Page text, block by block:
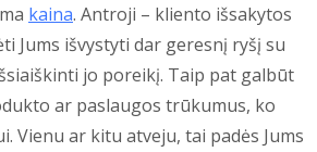
kaina. Antroji – kliento išsakytos
Jums išvystyti dar geresnį ryšį su
jo poreikį. Taip pat galbūt
ar paslaugos trūkumus, ko
Vienu ar kitu atveju, tai padės Jums